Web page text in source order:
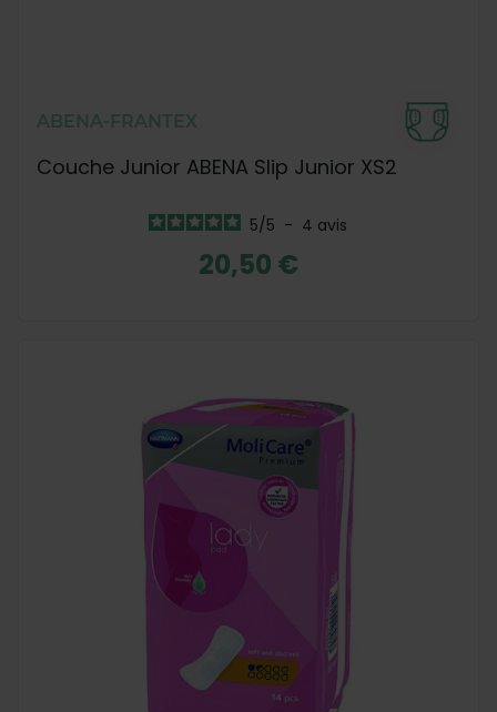
ABENA-FRANTEX
Couche Junior ABENA Slip Junior XS2
5/5 - 4 avis
20,50 €